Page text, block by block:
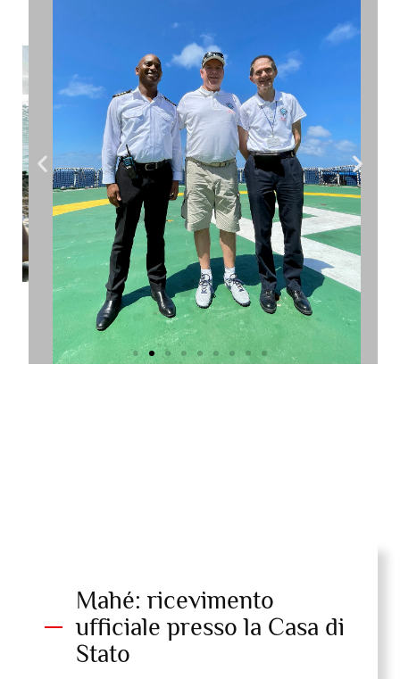
i miei cookie” in fondo alle pagine di questo sito.
Per ulteriori informazioni è possibile consultare la
nostra informativa sulla privacy.
Mahé: ricevimento
ufficiale presso la Casa di
Stato